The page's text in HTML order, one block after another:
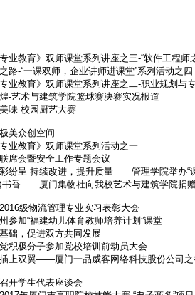
业教育》双师课堂系列讲座之三-“软件工程师
路-“一课双师，企业讲师进课堂”系列活动之四
专业教育》双师课堂系列讲座之二-职业规划与
-艺术与建筑学院篮球赛决赛实况报道
味-校园厨艺大赛
美众创空间
专业教育》双师课堂系列活动之一
席会暨安全工作专题会议
纷呈 持续改进，提升质量——管理学院举办“
书香——厦门集物社向我校艺术与建筑学院捐
级物流管理专业实习表彰大会
参加“福建幼儿体育教师培养计划”课堂
础，促进双方共同发展
积极分子参加党校培训前动员大会
上双翼——厦门一品威客网络科技股份公司之
开学生代表座谈会